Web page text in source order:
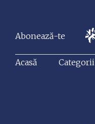
Abonează-te
Acasă Categorii